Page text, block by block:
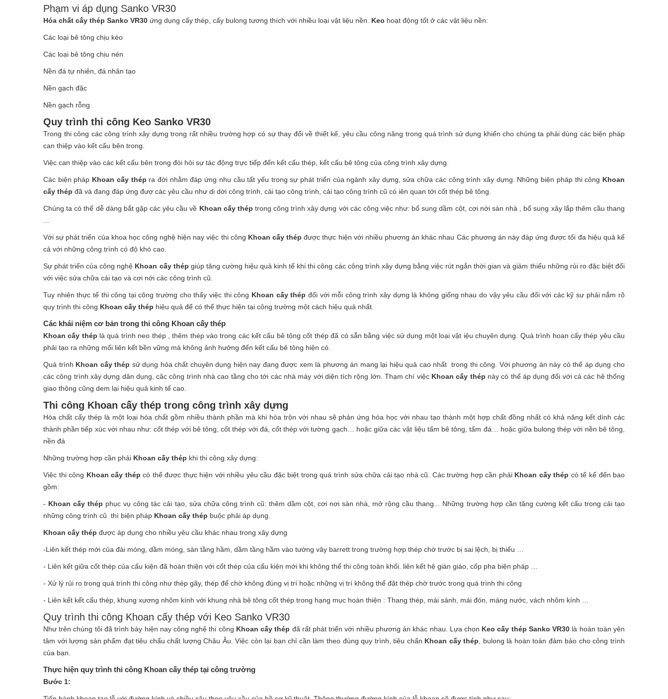
Phạm vi áp dụng Sanko VR30
Hóa chất cấy thép Sanko VR30 ứng dụng cấy thép, cấy bulong tương thích với nhiều loại vật liệu nền. Keo hoạt động tốt ở các vật liệu nền:
Các loại bê tông chịu kéo
Các loại bê tông chịu nén
Nền đá tự nhiên, đá nhân tạo
Nền gạch đặc
Nền gạch rỗng
Quy trình thi công Keo Sanko VR30
Trong thi công các công trình xây dựng trong rất nhiều trường hợp có sự thay đổi về thiết kế, yêu cầu công năng trong quá trình sử dụng khiến cho chúng ta phải dùng các biện pháp
can thiệp vào kết cấu bên trong.
Việc can thiệp vào các kết cấu bên trong đòi hỏi sự tác động trực tiếp đến kết cấu thép, kết cấu bê tông của công trình xây dựng.
Các biện pháp Khoan cấy thép ra đời nhằm đáp ứng nhu cầu tất yếu trong sự phát triển của ngành xây dựng, sửa chữa các công trình xây dựng. Những biện pháp thi công Khoan
cấy thép đã và đang đáp ứng đượ các yêu cầu như di dời công trình, cải tạo công trình, cải tạo công trình cũ có iên quan tới cốt thép bê tông.
Chúng ta có thể dễ dàng bắt gặp các yêu cầu về Khoan cấy thép trong công trình xây dựng với các công việc như: bổ sung dầm cột, cơi nới sàn nhà , bổ sung xây lắp thêm cầu thang
Với sự phát triển của khoa học công nghệ hiện nay việc thi công Khoan cấy thép được thực hiện với nhiều phương án khác nhau Các phương án này đáp ứng được tối đa hiệu quả kể
cả với những công trình có độ khó cao.
Sự phát triển của công nghệ Khoan cấy thép giúp tăng cường hiệu quả kinh tế khi thi công các công trình xây dựng bằng việc rút ngắn thời gian và giảm thiểu những rủi ro đặc biệt đối
với việc sửa chữa cải tạo và cơi nới các công trình cũ.
Tuy nhiên thực tế thi công tại công trường cho thấy việc thi công Khoan cấy thép đối với mỗi công trình xây dựng là không giống nhau do vậy yêu cầu đối với các kỹ sư phải nắm rõ
quy trình thi công Khoan cấy thép hiệu quả để có thể thực hiện tại công trường một cách hiệu quả nhất.
Các khái niệm cơ bản trong thi công Khoan cấy thép
Khoan cấy thép là quá trình neo thép , thêm thép vào trong các kết cấu bê tông cốt thép đã có sẵn bằng việc sử dụng một loại vật iệu chuyên dụng. Quá trình hoan cấy thép yêu cầu
phải tạo ra những mối liên kết bền vững mà không ảnh hưởng đến kết cấu bê tông hiện có.
Quá trình Khoan cấy thép sử dụng hóa chất chuyên dụng hiện nay đang được xem là phương án mang lại hiệu quả cao nhất trong thi công. Với phương án này có thể áp dụng cho
các công trình xây dựng dân dụng, câc công trình nhà cao tầng cho tới các nhà máy với diện tích rộng lớn. Thạm chí việc Khoan cấy thép này có thể áp dụng đối với cả các hê thống
giao thông cũng dem lại hiệu quả kinh tế cao.
Thi công Khoan cấy thép trong công trình xây dựng
Hóa chất cấy thép là một loại hóa chất gồm nhiều thành phần mà khi hòa trộn với nhau sẽ phản ứng hóa học với nhau tạo thành một hợp chất đồng nhất có khả năng kết dính các
thành phần tiếp xúc với nhau như: cốt thép với bê tông, cốt thép với đá, cốt thép với tường gạch… hoặc giữa các vật liệu tấm bê tông, tấm đá… hoặc giữa bulong thép với nền bê tông,
nền đá
Những trường hợp cần phải Khoan cấy thép khi thi công xây dựng:
Việc thi công Khoan cấy thép có thể được thực hiện với nhiều yêu cầu đặc biệt trong quá trình sửa chữa cải tạo nhà cũ. Các trường hợp cần phải Khoan cấy thép có tể kể đến bao
gồm:
- Khoan cấy thép phục vụ công tác cải tạo, sửa chữa công trình cũ: thêm dầm cột, cơi nơi sàn nhà, mở rộng cầu thang... Những trường hợp cần tăng cường kết cấu trong cải tạo
những công trình cũ thì biện pháp Khoan cấy thép buộc phải áp dụng.
Khoan cấy thép được áp dụng cho nhiều yêu cầu khác nhau trong xây dựng
-Liên kết thép mới của đài móng, dầm móng, sàn tầng hầm, dầm tầng hầm vào tường vây barrett trong trường hợp thép chờ trước bị sai lệch, bị thiếu …
- Liên kết giữa cốt thép của cấu kiện đã hoàn thiện với cốt thép của cấu kiện mới khi không thể thi công toàn khối. liên kết hệ giàn giáo, cốp pha biện pháp …
- Xử lý rủi ro trong quá trình thi công như thép gãy, thép để chờ không đúng vị trí hoặc những vị trí không thể đặt thép chờ trước trong quá trình thi công
- Liên kết kết cấu thép, khung xương nhôm kính với khung nhà bê tông cốt thép trong hạng mục hoàn thiện : Thang thép, mái sảnh, mái đón, máng nước, vách nhôm kính …
Quy trình thi công Khoan cấy thép với Keo Sanko VR30
Như trên chúng tôi đã trình bày hiện nay công nghệ thi công Khoan cấy thép đã rất phát triển với nhiều phương án khác nhau. Lựa chọn Keo cấy thép Sanko VR30 là hoàn toàn yên
tâm với lượng sản phẩm đạt tiêu chẩu chất lượng Châu Âu. Việc còn lại bạn chỉ cần làm theo đúng quy trình, tiêu chẩn Khoan cấy thép , bulong là hoàn toàn đảm bảo cho công trình
của bạn.
Thực hiện quy trình thi công Khoan cấy thép tại công trường
Bước 1: